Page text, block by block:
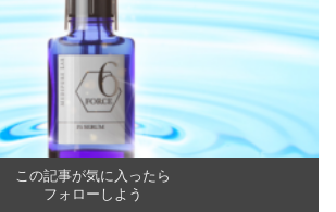
この記事が気に入ったら
フォローしよう